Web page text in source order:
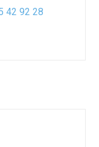
42 92 28